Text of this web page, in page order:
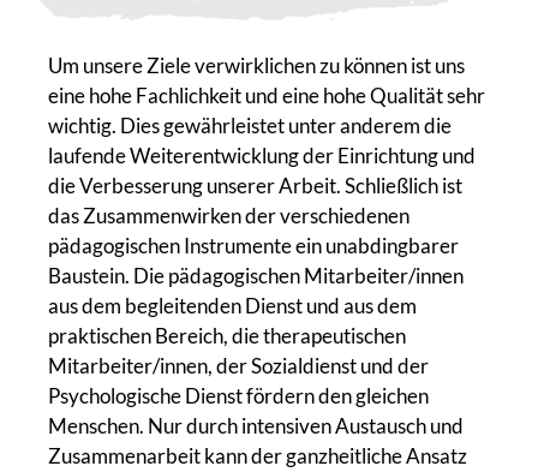
Um unsere Ziele verwirklichen zu können ist uns
eine hohe Fachlichkeit und eine hohe Qualität sehr
wichtig. Dies gewährleistet unter anderem die
laufende Weiterentwicklung der Einrichtung und
die Verbesserung unserer Arbeit. Schließlich ist
das Zusammenwirken der verschiedenen
pädagogischen Instrumente ein unabdingbarer
Baustein. Die pädagogischen Mitarbeiter/innen
aus dem begleitenden Dienst und aus dem
praktischen Bereich, die therapeutischen
Mitarbeiter/innen, der Sozialdienst und der
Psychologische Dienst fördern den gleichen
Menschen. Nur durch intensiven Austausch und
Zusammenarbeit kann der ganzheitliche Ansatz